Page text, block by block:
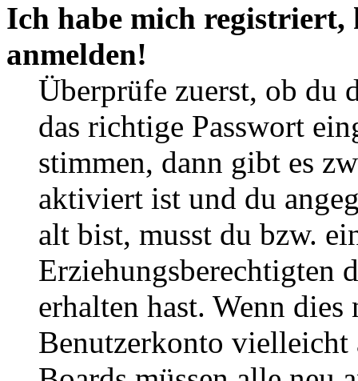
Ich habe mich
anmelden!
Überprüfe zuerst, ob du
das richtige Passwort
stimmen, dann gibt es
aktiviert ist und du
alt bist, musst du bzw.
Erziehungsberechtigten
erhalten hast. Wenn
Benutzerkonto